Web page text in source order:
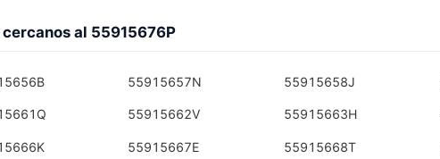
cercanos al 55915676P
55915657N 55915658J
55915662V 55915663H
55915667E 55915668T